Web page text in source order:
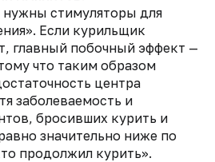
стимуляторы для
Если курильщик
главный побочный эффект —
что таким образом
центра
заболеваемость и
бросивших курить и
значительно ниже по
продолжил курить».